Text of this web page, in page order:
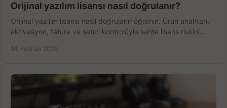
Orijinal yazılım lisansı nasıl doğrulanır?
Orijinal yazılım lisansı nasıl doğrulanır öğrenin. Ürün anahtarı,
aktivasyon, fatura ve satıcı kontrolüyle sahte lisans riskini
14 Haziran 2026